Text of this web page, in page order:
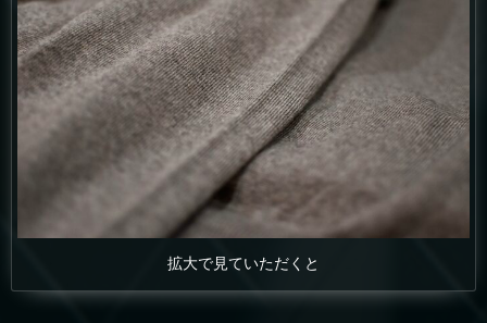
拡大で見ていただくと